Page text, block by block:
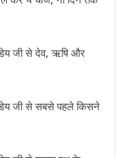
जी से देव, ऋषि और
जी से सबसे पहले किसने